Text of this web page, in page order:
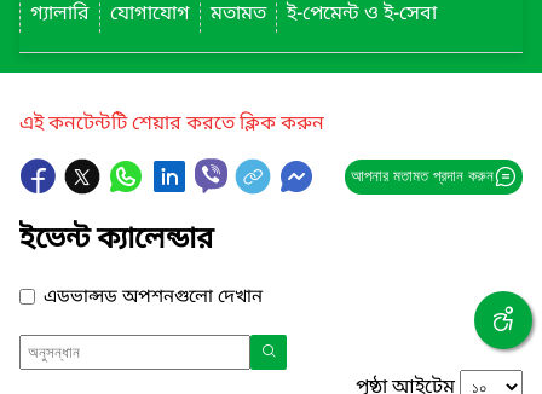
গ্যালারি
যোগাযোগ মতামত ই-পেমেন্ট ও ই-সেবা
এই কনটেন্টটি শেয়ার করতে ক্লিক করুন
আপনার মতামত প্রদান করুন
ইভেন্ট ক্যালেন্ডার
এডভান্সড অপশনগুলো দেখান
পৃষ্ঠা আইটেম